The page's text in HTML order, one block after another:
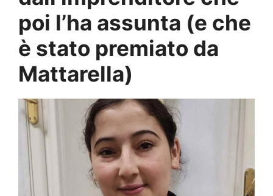
poi l’ha assunta (e che
è stato premiato da
Mattarella)